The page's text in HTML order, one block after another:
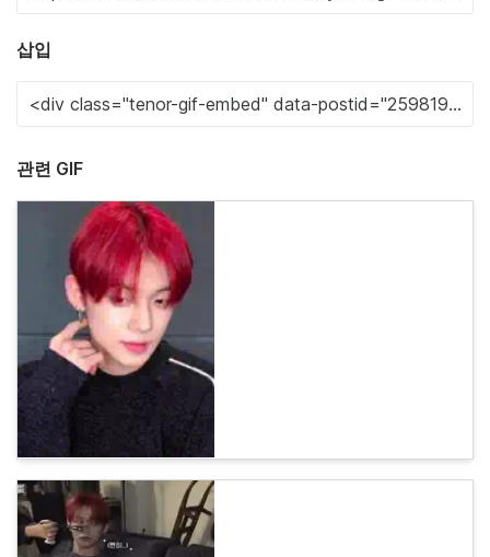
삽입
관련 GIF